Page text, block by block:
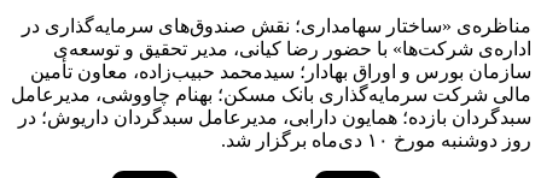
مناظره‌ی ‏«ساختار سهامداری؛ نقش صندوق‌های سرمایه‌گذاری در
اداره‌ی شرکت‌ها» ‏با حضور رضا کیانی، مدیر تحقیق و توسعه‌ی
سازمان بورس و اوراق بهادار؛ سیدمحمد حبیب‌زاده، معاون تأمین
مالی شرکت سرمایه‌گذاری بانک مسکن؛ بهنام چاووشی، مدیرعامل
سبدگردان بازده؛ همایون دارابی، مدیرعامل سبدگردان داریوش؛ در
روز دوشنبه مورخ ‏‏۱۰ دی‌ماه برگزار شد.‏